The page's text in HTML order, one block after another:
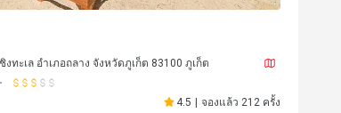
ทะเล อำเภอถลาง จังหวัดภูเก็ต 83100 ภูเก็ต
4.5 จองแล้ว 212 ครั้ง